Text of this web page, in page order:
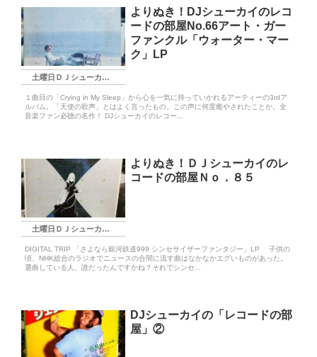
土曜日ＤＪシューカイ枠
よりぬき！DJシューカイのレコ
ードの部屋No.66アート・ガー
ファンクル「ウォーター・マー
ク」LP
１曲目の「Crying in My Sleep」から心を一気に持っていかれるアーティーの3rdア
ルバム。「天使の歌声」とはよく言ったもの。この声に何度癒やされたことか。全
音楽ファン必聴の名作！ DJシューカイのレコー...
土曜日ＤＪシューカイ枠
よりぬき！ＤＪシューカイのレ
コードの部屋Ｎｏ．８５
DIGITAL TRIP 「さよなら銀河鉄道999 シンセサイザーファンタジー」LP 子供の
頃、NHK総合のラジオでニュースの合間に流す曲はなかなかエグいものがあった。
選曲している人、誰だったんですかね？それでシンセ...
DJシューカイの「レコードの部
屋」②